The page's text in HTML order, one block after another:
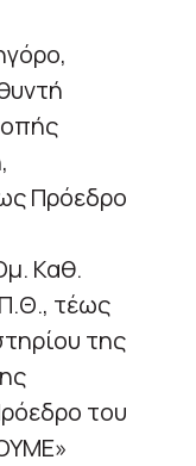
Πρόεδρο
Καθ.
τέως
της
του